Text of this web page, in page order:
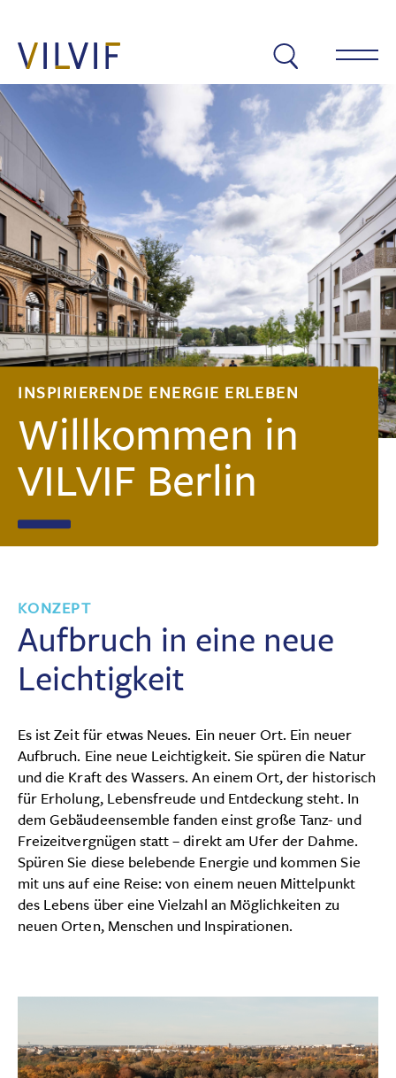
Warum VILVIF?
Residenzen
VILVIF Berlin
VILVIF Ahrensburg
Aktuelles
Über VILVIF
Karriere
Kontakt
Impressum
INSPIRIERENDE ENERGIE ERLEBEN
Willkommen in
VILVIF Berlin
KONZEPT
Aufbruch in eine neue
Leichtigkeit
Es ist Zeit für etwas Neues. Ein neuer Ort. Ein neuer
Aufbruch. Eine neue Leichtigkeit. Sie spüren die Natur
und die Kraft des Wassers. An einem Ort, der historisch
für Erholung, Lebensfreude und Entdeckung steht. In
dem Gebäudeensemble fanden einst große Tanz- und
Freizeitvergnügen statt – direkt am Ufer der Dahme.
Spüren Sie diese belebende Energie und kommen Sie
mit uns auf eine Reise: von einem neuen Mittelpunkt
des Lebens über eine Vielzahl an Möglichkeiten zu
neuen Orten, Menschen und Inspirationen.